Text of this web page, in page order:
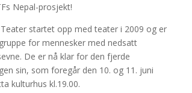
Nepal-prosjekt!
startet opp med teater i 2009 og er
for mennesker med nedsatt
De er nå klar for den fjerde
sin, som foregår den 10. og 11. juni
kulturhus kl.19.00.